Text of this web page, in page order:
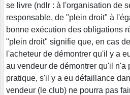
se livre (ndlr : à l'organisation de
responsable, de "plein droit" à
bonne exécution des obligations
"plein droit" signifie que, en cas
l'acheteur de démontrer qu'il y a
au vendeur de démontrer qu'il n'a
pratique, s'il y a eu défaillance
vendeur (le club) ne pourra pas